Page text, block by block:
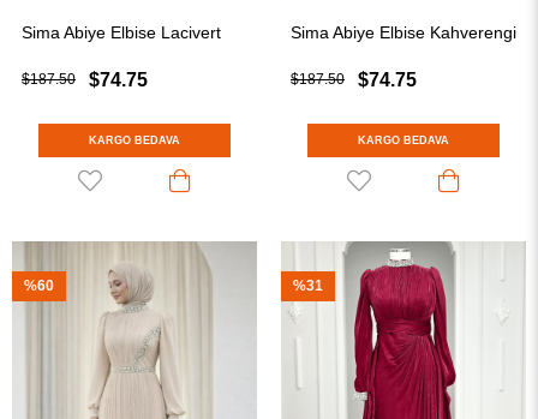
Sima Abiye Elbise Lacivert
$74.75
$187.50
KARGO BEDAVA
Sima Abiye Elbise Kahverengi
$74.75
$187.50
KARGO BEDAVA
%60 %31